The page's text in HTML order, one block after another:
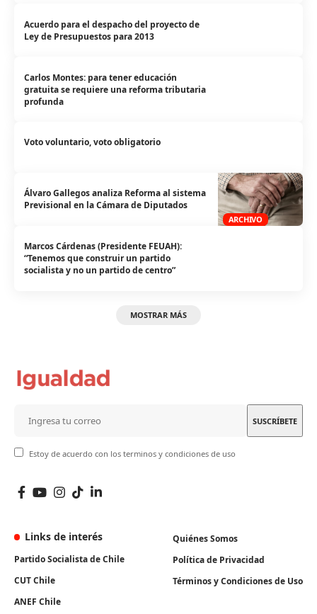
Acuerdo para el despacho del proyecto de
Ley de Presupuestos para 2013
Carlos Montes: para tener educación
gratuita se requiere una reforma tributaria
profunda
Voto voluntario, voto obligatorio
ARCHIVO
Álvaro Gallegos analiza Reforma al sistema
Previsional en la Cámara de Diputados
Marcos Cárdenas (Presidente FEUAH):
“Tenemos que construir un partido
socialista y no un partido de centro”
MOSTRAR MÁS
Estoy de acuerdo con los terminos y condiciones de uso
Links de interés
Partido Socialista de Chile
CUT Chile
ANEF Chile
Quiénes Somos
Política de Privacidad
Términos y Condiciones de Uso